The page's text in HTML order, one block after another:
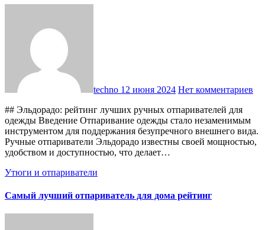
techno 12 июня 2024 Нет комментариев
## Эльдорадо: рейтинг лучших ручных отпаривателей для
одежды Введение Отпаривание одежды стало незаменимым
инструментом для поддержания безупречного внешнего вида.
Ручные отпариватели Эльдорадо известны своей мощностью,
удобством и доступностью, что делает…
Утюги и отпариватели
Самый лучший отпариватель для дома рейтинг